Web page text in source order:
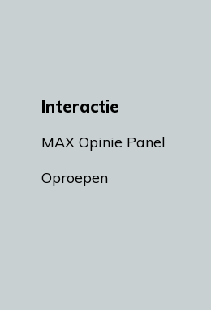
Interactie
MAX Opinie Panel
Oproepen